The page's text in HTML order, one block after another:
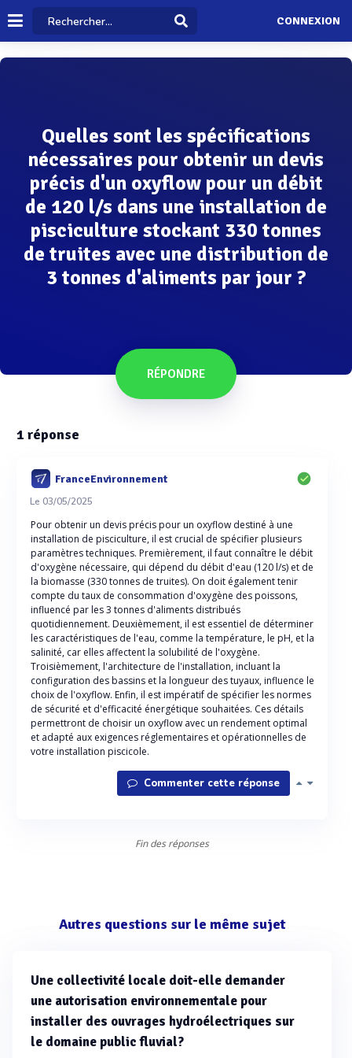
CONNEXION
Quelles sont les spécifications
nécessaires pour obtenir un devis
précis d'un oxyflow pour un débit
de 120 l/s dans une installation de
pisciculture stockant 330 tonnes
de truites avec une distribution de
3 tonnes d'aliments par jour ?
RÉPONDRE
1 réponse
FranceEnvironnement
Le 03/05/2025
Pour obtenir un devis précis pour un oxyflow destiné à une
installation de pisciculture, il est crucial de spécifier plusieurs
paramètres techniques. Premièrement, il faut connaître le débit
d'oxygène nécessaire, qui dépend du débit d'eau (120 l/s) et de
la biomasse (330 tonnes de truites). On doit également tenir
compte du taux de consommation d'oxygène des poissons,
influencé par les 3 tonnes d'aliments distribués
quotidiennement. Deuxièmement, il est essentiel de déterminer
les caractéristiques de l'eau, comme la température, le pH, et la
salinité, car elles affectent la solubilité de l'oxygène.
Troisièmement, l'architecture de l'installation, incluant la
configuration des bassins et la longueur des tuyaux, influence le
choix de l'oxyflow. Enfin, il est impératif de spécifier les normes
de sécurité et d'efficacité énergétique souhaitées. Ces détails
permettront de choisir un oxyflow avec un rendement optimal
et adapté aux exigences réglementaires et opérationnelles de
votre installation piscicole.
Commenter cette réponse
Fin des réponses
Autres questions sur le même sujet
Une collectivité locale doit-elle demander
une autorisation environnementale pour
installer des ouvrages hydroélectriques sur
le domaine public fluvial?